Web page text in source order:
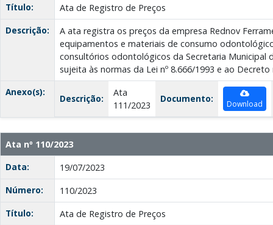
Título:
Ata de Registro de Preços
Descrição:
A ata registra os preços da empresa Rednov
equipamentos e materiais de consumo
consultórios odontológicos da Secretaria Municipal
sujeita às normas da Lei nº 8.666/1993 e ao Decreto
Anexo(s):
Descrição:
Ata
111/2023
Documento: Download
Ata nº 110/2023
Data:
19/07/2023
Número:
110/2023
Título:
Ata de Registro de Preços